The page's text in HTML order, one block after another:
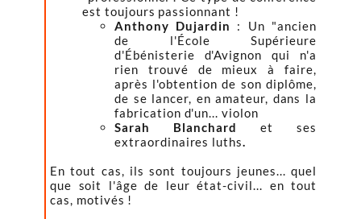
est toujours passionnant !
Anthony Dujardin
: Un "ancien
de l'École Supérieure
d'Ébénisterie d'Avignon qui n'a
rien trouvé de mieux à faire,
après l'obtention de son diplôme,
de se lancer, en amateur, dans la
fabrication d'un... violon
Sarah Blanchard et ses
extraordinaires luths.
En tout cas, ils sont toujours jeunes... quel
que soit l'âge de leur état-civil... en tout
cas, motivés !